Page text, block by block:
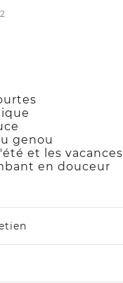
genou
et les vacances
en douceur